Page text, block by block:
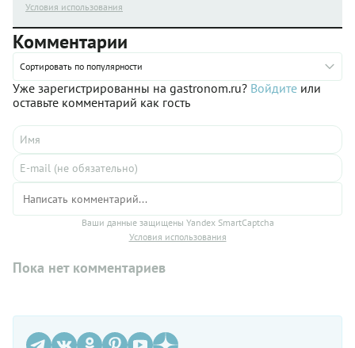
Условия использования
Комментарии
Сортировать по популярности
Уже зарегистрированны на gastronom.ru? Войдите или
оставьте комментарий как гость
Ваши данные защищены Yandex SmartCaptcha
Условия использования
Пока нет комментариев